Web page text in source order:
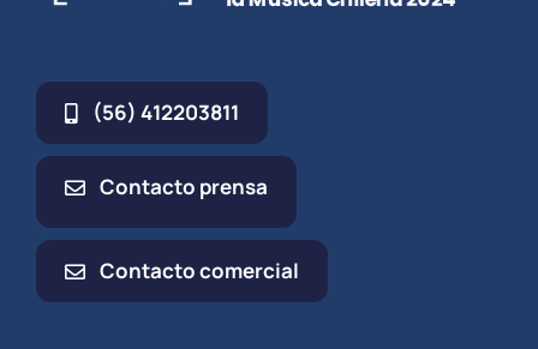
(56) 412203811
Contacto prensa
Contacto comercial